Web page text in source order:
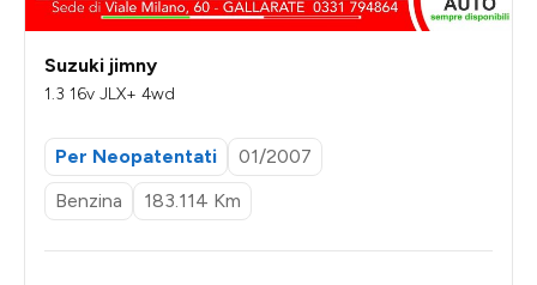
Suzuki jimny
1.3 16v JLX+ 4wd
Per Neopatentati
01/2007
Benzina
183.114 Km